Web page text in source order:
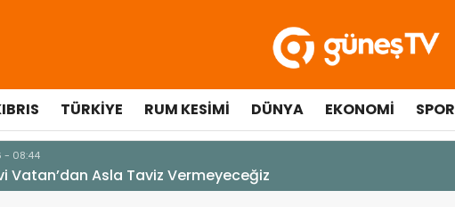
TÜRKIYE RUM KESIMI DÜNYA EKONOMI SPOR
- 12:36
RUHU SONSUZA DEK YAŞAYACAK”